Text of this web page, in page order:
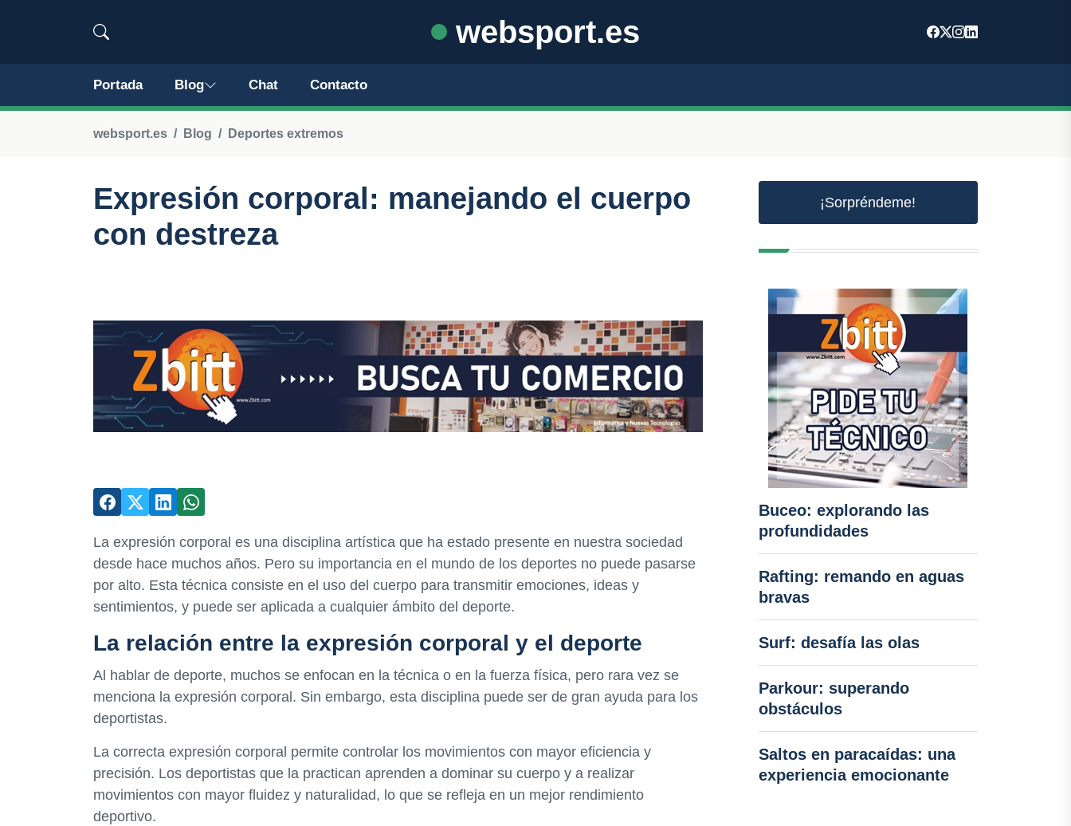
websport.es
Portada Blog Chat Contacto
websport.es Blog Deportes extremos
Expresión corporal: manejando el cuerpo
con destreza
La expresión corporal es una disciplina artística que ha estado presente en nuestra sociedad
desde hace muchos años. Pero su importancia en el mundo de los deportes no puede pasarse
por alto. Esta técnica consiste en el uso del cuerpo para transmitir emociones, ideas y
sentimientos, y puede ser aplicada a cualquier ámbito del deporte.
La relación entre la expresión corporal y el deporte
Al hablar de deporte, muchos se enfocan en la técnica o en la fuerza física, pero rara vez se
menciona la expresión corporal. Sin embargo, esta disciplina puede ser de gran ayuda para los
deportistas.
La correcta expresión corporal permite controlar los movimientos con mayor eficiencia y
precisión. Los deportistas que la practican aprenden a dominar su cuerpo y a realizar
movimientos con mayor fluidez y naturalidad, lo que se refleja en un mejor rendimiento
deportivo.
¡Sorpréndeme!
Buceo: explorando las
profundidades
Rafting: remando en aguas
bravas
Surf: desafía las olas
Parkour: superando
obstáculos
Saltos en paracaídas: una
experiencia emocionante